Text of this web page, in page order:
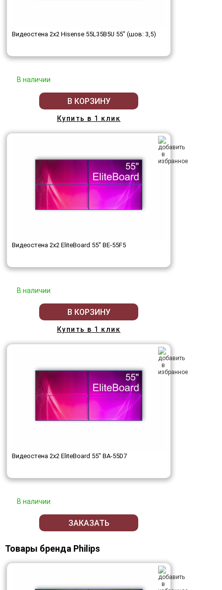
Видеостена 2x2 Hisense 55L35B5U 55" (шов: 3,5)
В наличии
В КОРЗИНУ
Купить в 1 клик
Видеостена 2x2 EliteBoard 55" BE-55F5
В наличии
В КОРЗИНУ
Купить в 1 клик
Видеостена 2x2 EliteBoard 55" BA-55D7
В наличии
ЗАКАЗАТЬ
Товары бренда Philips